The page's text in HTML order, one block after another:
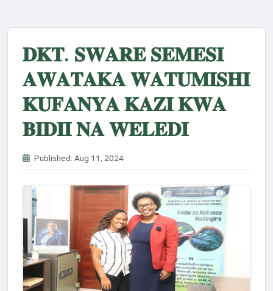
𝐃𝐊𝐓. 𝐒𝐖𝐀𝐑𝐄 𝐒𝐄𝐌𝐄𝐒𝐈
𝐀𝐖𝐀𝐓𝐀𝐊𝐀 𝐖𝐀𝐓𝐔𝐌𝐈𝐒𝐇𝐈
𝐊𝐔𝐅𝐀𝐍𝐘𝐀 𝐊𝐀𝐙𝐈 𝐊𝐖𝐀
𝐁𝐈𝐃𝐈𝐈 𝐍𝐀 𝐖𝐄𝐋𝐄𝐃𝐈
Published: Aug 11, 2024